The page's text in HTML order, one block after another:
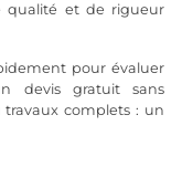
qualité et de rigueur
pour évaluer
devis gratuit sans
complets : un